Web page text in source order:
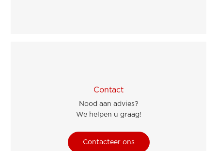
Contact
Nood aan advies?
We helpen u graag!
Contacteer ons